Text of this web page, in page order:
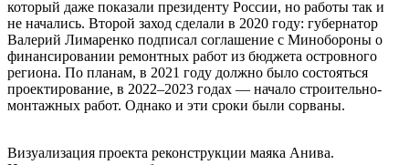
который даже показали президенту России, но работы так и
не начались. Второй заход сделали в 2020 году: губернатор
Валерий Лимаренко подписал соглашение с Минобороны о
финансировании ремонтных работ из бюджета островного
региона. По планам, в 2021 году должно было состояться
проектирование, в 2022–2023 годах — начало строительно-
монтажных работ. Однако и эти сроки были сорваны.
Визуализация проекта реконструкции маяка Анива.